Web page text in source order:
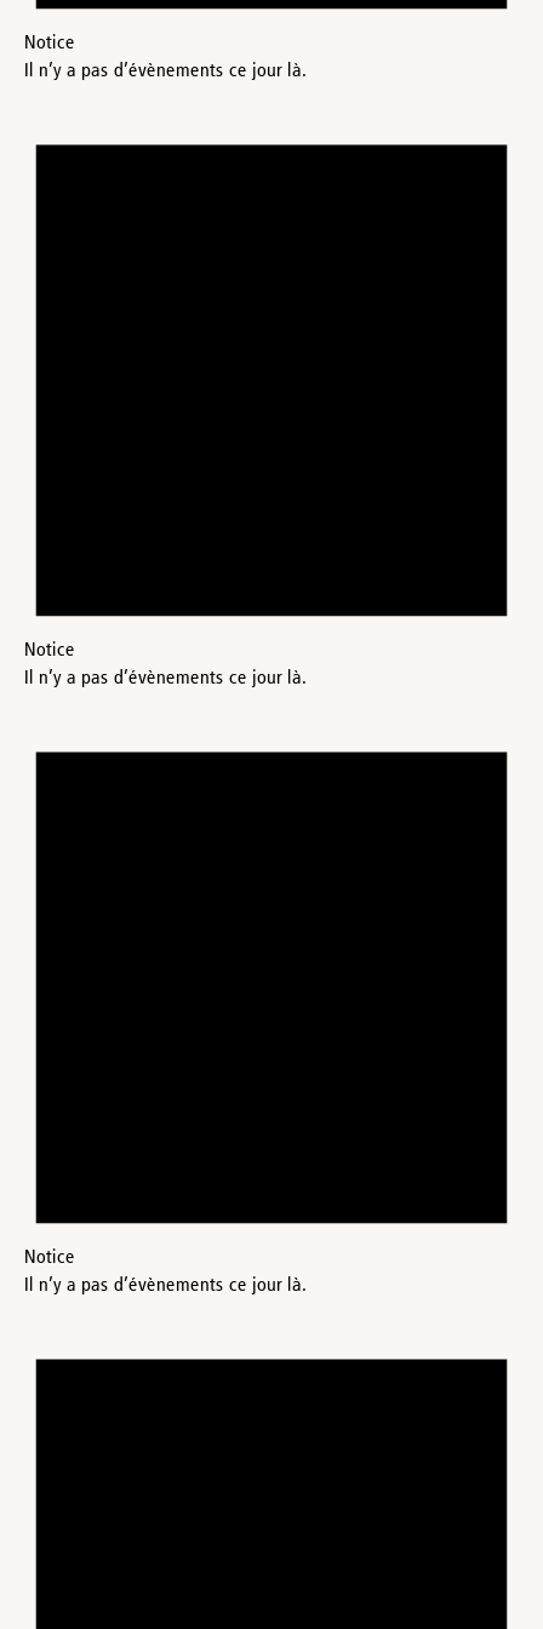
Notice
Il n’y a pas d’évènements ce jour là.
Notice
Il n’y a pas d’évènements ce jour là.
Notice
Il n’y a pas d’évènements ce jour là.